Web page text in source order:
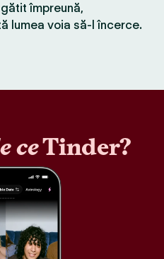
împreună,
lumea voia să-l încerce.
ceTinder?